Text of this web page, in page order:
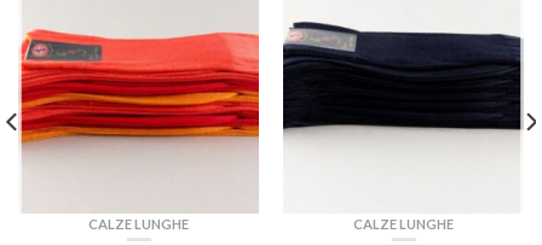
CALZE LUNGHE CALZE LUNGHE